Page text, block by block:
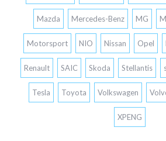
Mazda Mercedes-Benz MG
Motorsport NIO Nissan Opel
Renault SAIC Skoda Stellantis
Tesla Toyota Volkswagen
XPENG